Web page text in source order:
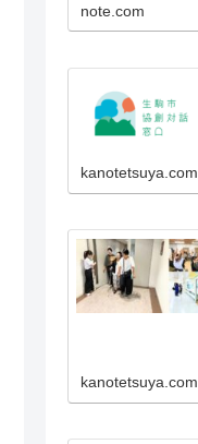
note.com
kanotetsuya.com
kanotetsuya.com